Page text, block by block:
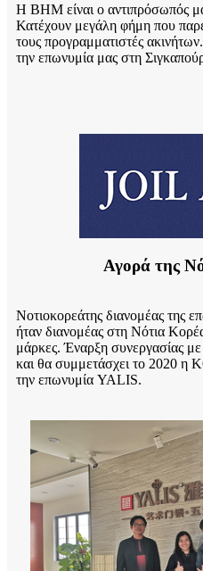
Η BHM είναι ο αντιπρόσωπός
Κατέχουν μεγάλη φήμη που
τους προγραμματιστές
την επωνυμία μας στη
Αγορά της
Νοτιοκορεάτης διανομέας της
ήταν διανομέας στη Νότια
μάρκες. Έναρξη συνεργασίας
και θα συμμετάσχει το 2020 η
την επωνυμία YALIS.